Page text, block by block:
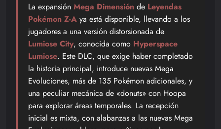
La expansión Mega Dimensión de Leyendas
Pokémon Z-A ya está disponible, llevando a los
jugadores a una versión distorsionada de
Lumiose City, conocida como Hyperspace
Lumiose. Este DLC, que exige haber completado
la historia principal, introduce nuevas Mega
Evoluciones, más de 135 Pokémon adicionales, y
una peculiar mecánica de «donuts» con Hoopa
para explorar áreas temporales. La recepción
inicial es mixta, con alabanzas a las nuevas Mega